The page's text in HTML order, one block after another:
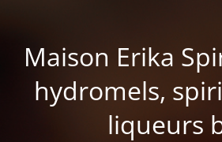
Maison Erika
hydromels,
liqueurs